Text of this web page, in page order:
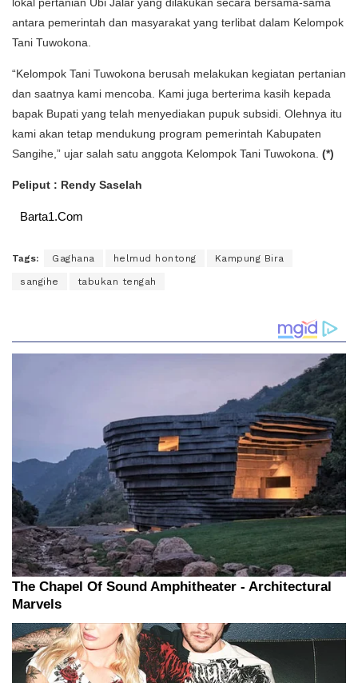
antara pemerintah dan masyarakat yang terlibat dalam Kelompok
Tani Tuwokona.
“Kelompok Tani Tuwokona berusah melakukan kegiatan pertanian
dan saatnya kami mencoba. Kami juga berterima kasih kepada
bapak Bupati yang telah menyediakan pupuk subsidi. Olehnya itu
kami akan tetap mendukung program pemerintah Kabupaten
Sangihe,” ujar salah satu anggota Kelompok Tani Tuwokona. (*)
Peliput : Rendy Saselah
Barta1.Com
Tags: Gaghana helmud hontong Kampung Bira
sangihe tabukan tengah